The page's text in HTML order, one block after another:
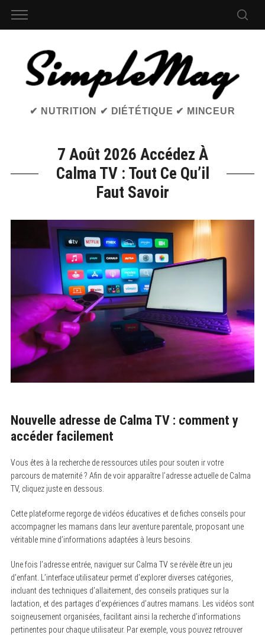
✔ NUTRITION ✔ DIÉTÉTIQUE ✔ MINCEUR
7 Août 2026 Accédez À
Calma TV : Tout Ce Qu’il
Faut Savoir
Nouvelle adresse de Calma TV : comment y
accéder facilement
Vous êtes à la recherche de ressources utiles pour souten ir votre
parcours de maternité ? Afin de voir apparaître l’adresse actuelle de Calma
TV, cliquez juste en dessous.
Cette plateforme regorge de vidéos éducatives et de fiches conseils pour
accompagner les mamans dans leur aventure parentale, proposant une
véritable mine d’informations adaptées à leurs besoins.
Une fois l’adresse entrée, naviguer sur Calma TV se révèle être un jeu
d’enfant. L’interface utilisateur permet d’explorer diverses catégories,
incluant des techniques d’allaitement, des conseils pratiques sur la
lactation, et des partages d’expériences d’autres mamans. Les vidéos sont
soigneusement organisées, facilitant ainsi la recherche d’informations
pertinentes pour chaque utilisateur. Par exemple, vous pouvez retrouver